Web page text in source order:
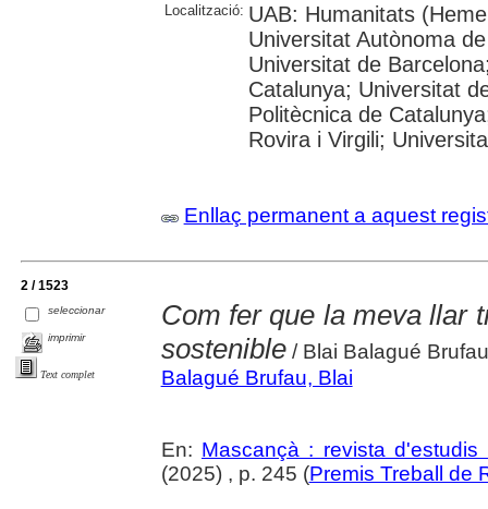
Localització: UAB: Humanitats
Universitat Autònoma
Universitat de
Catalunya; Universitat
Politècnica de
Rovira i Virgili;
Enllaç permanent a aquest
2 / 1523
seleccionar
imprimir
Text complet
Com fer que la meva llar
sostenible/ Blai Balagué Brufau
Balagué Brufau, Blai
En: Mascançà : revista
(2025) , p. 245 (Premis Treball de